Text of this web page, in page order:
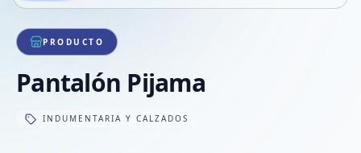
PRODUCTO
Pantalón Pijama
INDUMENTARIA Y CALZADOS